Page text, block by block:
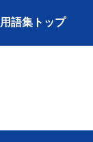
用語集トップ